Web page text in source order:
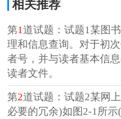
相关推荐
第1道试题：试题1某图
理和信息查询。对于初
者号，并与读者基本信
读者文件。
第2道试题：试题2某网
必要的冗余)如图2-1所